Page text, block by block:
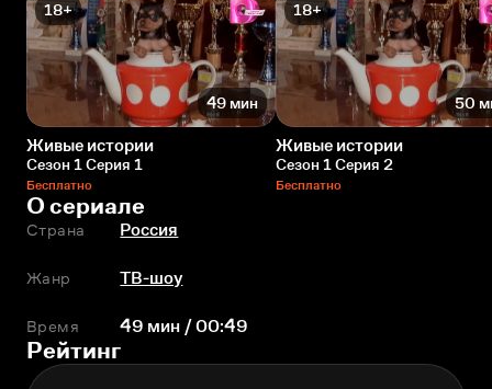
18+
49 мин
Живые истории
Сезон 1 Серия 1
Бесплатно
18+
50
Живые истории
Сезон 1 Серия 2
Бесплатно
О сериале
Страна Россия
Жанр ТВ-шоу
Время 49 мин / 00:49
Рейтинг